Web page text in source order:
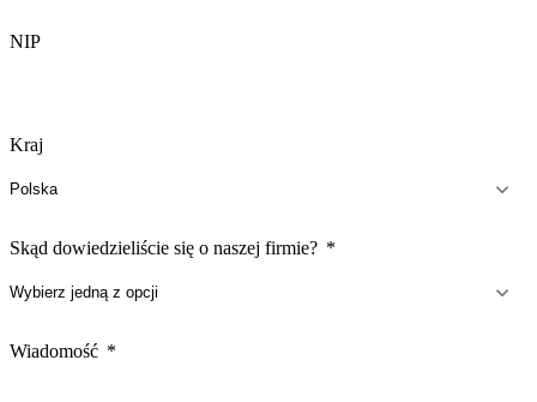
NIP
Kraj
Skąd dowiedzieliście się o naszej firmie?
Wiadomość